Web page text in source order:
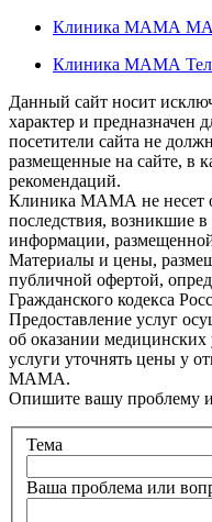
Клиника МАМА
Клиника МАМА
Данный сайт носит
характер и предназначен
посетители сайта не
размещенные на сайте, в
рекомендаций.
Клиника МАМА не несет
последствия, возникшие в
информации,
Материалы и цены,
публичной офертой,
Гражданского кодекса
Предоставление услуг
об оказании медицинских
услуги уточнять цены у
МАМА.
Опишите вашу проблему
Тема
Ваша проблема или